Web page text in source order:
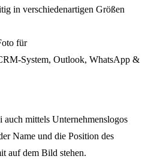
in verschiedenartigen Größen
für
System, Outlook, WhatsApp &
mittels Unternehmenslogos
Name und die Position des
auf dem Bild stehen.